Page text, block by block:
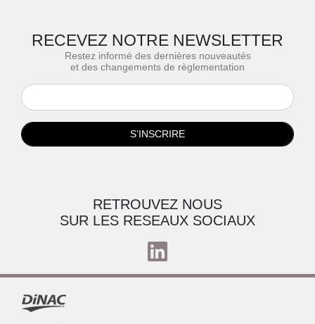
RECEVEZ NOTRE NEWSLETTER
Restez informé des dernières nouveautés
et des changements de règlementation
S’INSCRIRE
RETROUVEZ NOUS
SUR LES RESEAUX SOCIAUX